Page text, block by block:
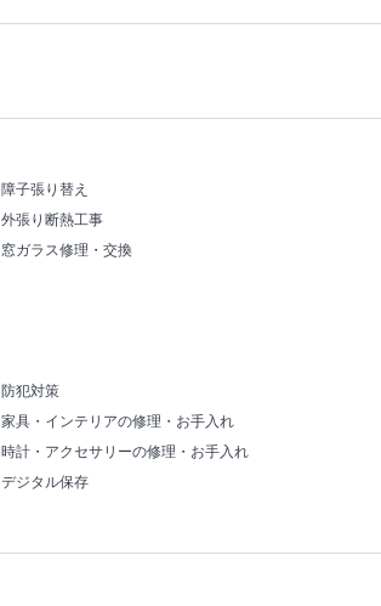
障子張り替え
外張り断熱工事
窓ガラス修理・交換
防犯対策
家具・インテリアの修理・お手入れ
時計・アクセサリーの修理・お手入れ
デジタル保存